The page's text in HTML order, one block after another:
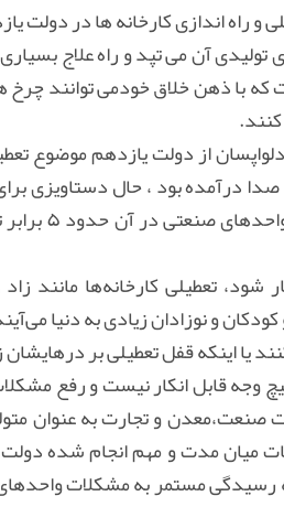
و راه اندازی کارخانه ها در
آن می تپد و راه علاج
که با ذهن خلاق خودمی توانند چرخ
از دولت یازدهم موضوع
درآمده بود ، حال دستاویزی
است که
شود، تعطیلی کارخانه‌ها مانند
کودکان و نوزادان زیادی به دنیا
یا اینکه قفل تعطیلی بر
وجه قابل انکار نیست و رفع
صنعت،معدن و تجارت به عنوان
میان مدت و مهم انجام شده
مستمر به مشکلات